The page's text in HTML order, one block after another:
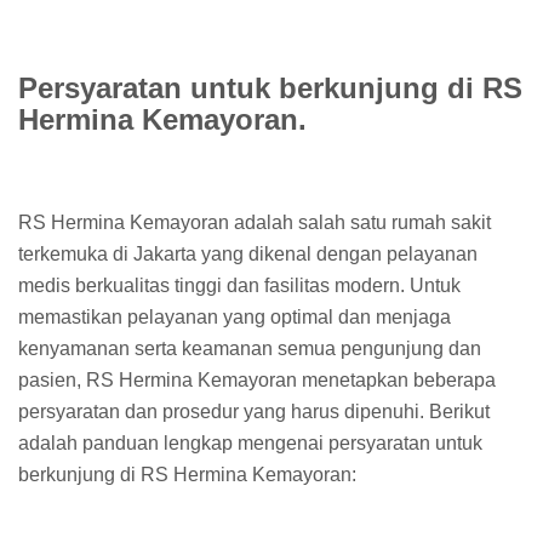
Persyaratan untuk berkunjung di RS
Hermina Kemayoran.
RS Hermina Kemayoran adalah salah satu rumah sakit
terkemuka di Jakarta yang dikenal dengan pelayanan
medis berkualitas tinggi dan fasilitas modern. Untuk
memastikan pelayanan yang optimal dan menjaga
kenyamanan serta keamanan semua pengunjung dan
pasien, RS Hermina Kemayoran menetapkan beberapa
persyaratan dan prosedur yang harus dipenuhi. Berikut
adalah panduan lengkap mengenai persyaratan untuk
berkunjung di RS Hermina Kemayoran: